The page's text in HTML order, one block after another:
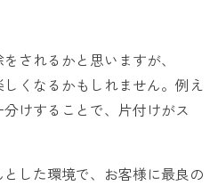
されるかと思いますが、
くなるかもしれません。例え
けすることで、片付けがス
した環境で、お客様に最良の